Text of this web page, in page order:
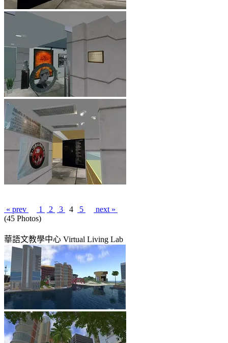
« prev 1 2 3 4 5
next »
(45 Photos)
華語文教學中心 Virtual Living Lab